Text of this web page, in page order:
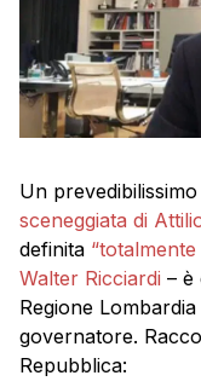
Un
sceneggiata di
definita
Walter Ricciardi – è
Regione
governatore.
Repubblica: